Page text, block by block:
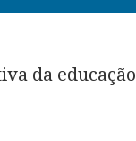
da educação